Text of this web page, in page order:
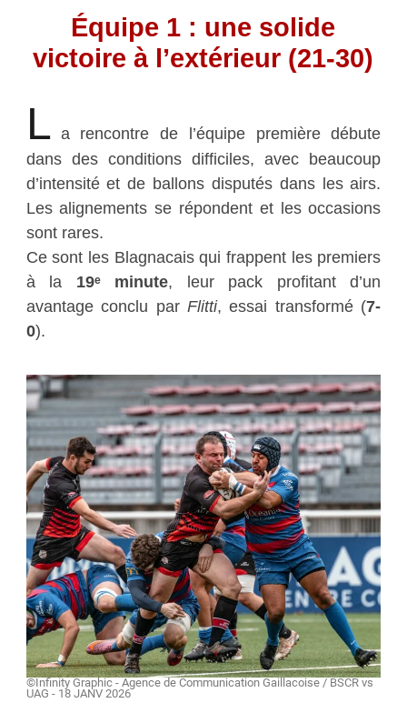
Équipe 1 : une solide
victoire à l’extérieur (21-30)
L a rencontre de l’équipe première débute
dans des conditions difficiles, avec beaucoup
d’intensité et de ballons disputés dans les airs.
Les alignements se répondent et les occasions
sont rares.
Ce sont les Blagnacais qui frappent les premiers
à la 19ᵉ minute, leur pack profitant d’un
avantage conclu par Flitti, essai transformé (7-
0).
©Infinity Graphic - Agence de Communication Gaillacoise / BSCR vs
UAG - 18 JANV 2026